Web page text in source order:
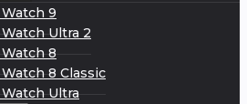
меню
9
Watch Ultra 2
Watch 8
Watch 8 Classic
Watch Ultra